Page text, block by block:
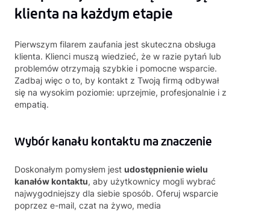
klienta na każdym etapie
Pierwszym filarem zaufania jest skuteczna obsługa
klienta. Klienci muszą wiedzieć, że w razie pytań lub
problemów otrzymają szybkie i pomocne wsparcie.
Zadbaj więc o to, by kontakt z Twoją firmą odbywał
się na wysokim poziomie: uprzejmie, profesjonalnie i z
empatią.
Wybór kanału kontaktu ma znaczenie
Doskonałym pomysłem jest udostępnienie wielu
kanałów kontaktu, aby użytkownicy mogli wybrać
najwygodniejszy dla siebie sposób. Oferuj wsparcie
poprzez e-mail, czat na żywo, media